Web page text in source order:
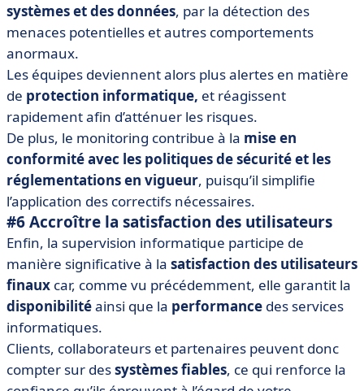
systèmes et des données, par la détection des
menaces potentielles et autres comportements
anormaux.
Les équipes deviennent alors plus alertes en matière
de protection informatique, et réagissent
rapidement afin d’atténuer les risques.
De plus, le monitoring contribue à la mise en
conformité avec les politiques de sécurité et les
réglementations en vigueur, puisqu’il simplifie
l’application des correctifs nécessaires.
#6 Accroître la satisfaction des utilisateurs
Enfin, la supervision informatique participe de
manière significative à la satisfaction des utilisateurs
finaux car, comme vu précédemment, elle garantit la
disponibilitéainsi que la performance des services
informatiques.
Clients, collaborateurs et partenaires peuvent donc
compter sur dessystèmes fiables, ce qui renforce la